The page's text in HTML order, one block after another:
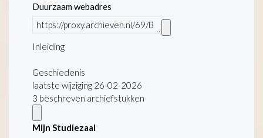
Duurzaam webadres
Inleiding
Geschiedenis
laatste wijziging 26-02-2026
3 beschreven archiefstukken
Mijn Studiezaal